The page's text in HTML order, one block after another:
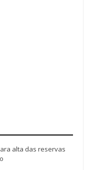
alta das reservas